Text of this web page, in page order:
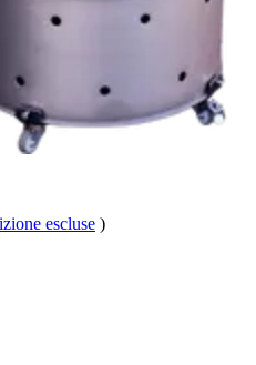
escluse )